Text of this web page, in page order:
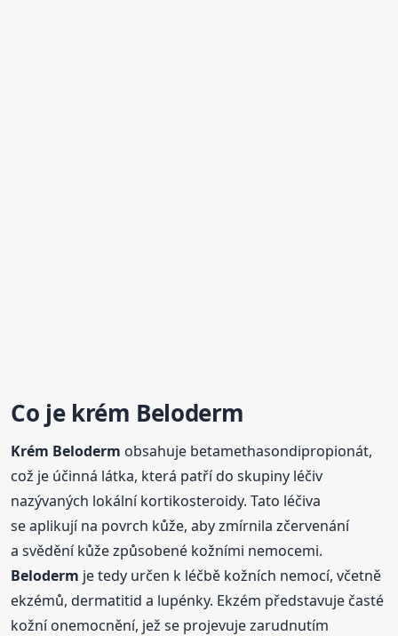
Co je krém Beloderm
Krém Beloderm obsahuje betamethasondipropionát,
což je účinná látka, která patří do skupiny léčiv
nazývaných lokální kortikosteroidy. Tato léčiva
se aplikují na povrch kůže, aby zmírnila zčervenání
a svědění kůže způsobené kožními nemocemi.
Beloderm je tedy určen k léčbě kožních nemocí, včetně
ekzémů, dermatitid a lupénky. Ekzém představuje časté
kožní onemocnění, jež se projevuje zarudnutím